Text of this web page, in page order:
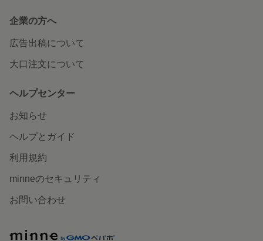
企業の方へ
広告出稿について
大口注文について
ヘルプセンター
お知らせ
ヘルプとガイド
利用規約
minneのセキュリティ
お問い合わせ